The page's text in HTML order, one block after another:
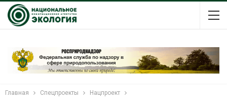
Главная Спецпроекты Нацпроект